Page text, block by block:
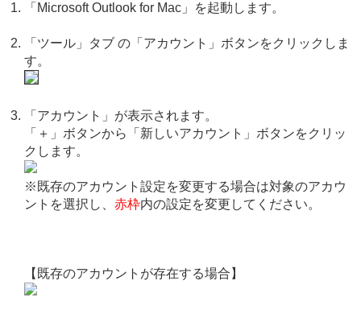
「Microsoft Outlook for Mac」を起動します。
「ツール」タブ の「アカウント」ボタンをクリックしま
す。
「アカウント」が表示されます。
「＋」ボタンから「新しいアカウント」ボタンをクリッ
クします。
※既存のアカウント設定を変更する場合は対象のアカウ
ントを選択し、 赤枠内の設定を変更してください。
【既存のアカウントが存在する場合】